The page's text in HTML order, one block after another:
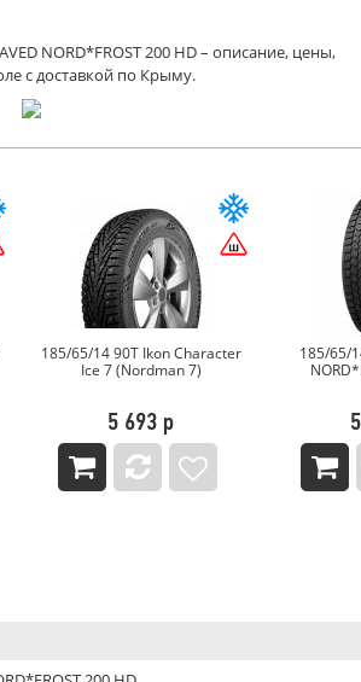
NORD*FROST 200 HD – описание, цены,
с доставкой по Крыму.
185/65/14 90T Ikon Character
Ice 7 (Nordman 7)
5 693 р
185/65/